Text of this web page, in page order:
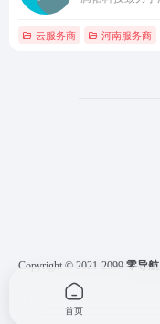
云服务商 河南服务商
Copyright © 2021-2099 零导航
首页